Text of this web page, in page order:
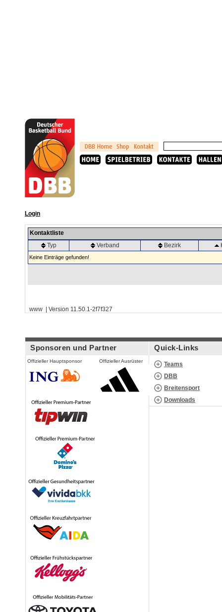
Login
Kontaktliste
Typ
Verband Bezirk
Keine Einträge gefunden!
www | Version 11.50.1-2f7f327
Sponsoren und Partner
Offizieller Hauptsponsor Offizieller Ausrüster
Quick-Links
Teams
DBB
Breitensport
Downloads